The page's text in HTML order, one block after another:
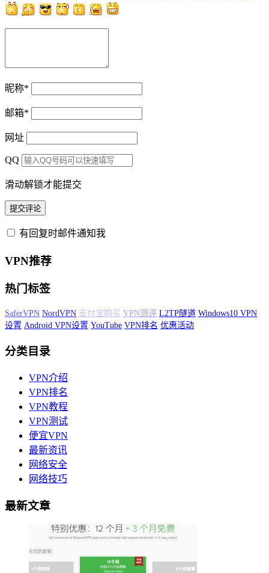
昵称*
邮箱*
网址
QQ
滑动解锁才能提交
有回复时邮件通知我
VPN推荐
热门标签
SaferVPN NordVPN 支付宝购买 网络星期一 VPN测评 L2TP隧道
Windows10 VPN设置 Android VPN设置 YouTube VPN排名
分类目录
VPN介绍
VPN排名
VPN教程
VPN测试
便宜VPN
最新资讯
网络安全
网络技巧
最新文章